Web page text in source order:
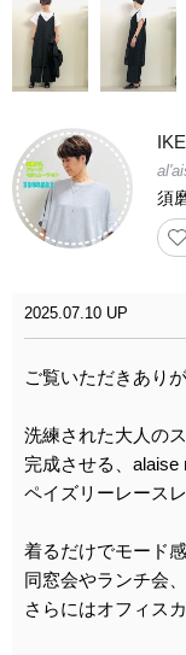
須
2025.07.10 UP
ご覧いただきあり
洗練された大人の
完成させる、alaise
ペイズリーレース
着るだけでモード
同窓会やランチ会、
さらにはオフィス